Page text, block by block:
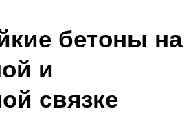
бетоны на
и
связке